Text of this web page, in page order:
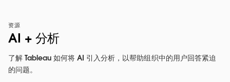
倾听来自2023 Tableau 传道大使 Samuel Parsons
点。
资源
AI + 分析
了解 Tableau 如何将 AI 引入分析，以帮助组织中的用户回答紧迫
的问题。